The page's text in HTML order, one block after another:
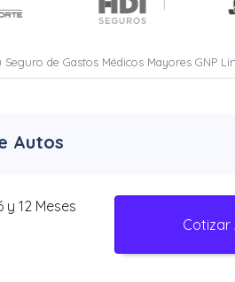
Seguro de Gastos Médicos Mayores GNP
Autos
y 12 Meses
Cotizar